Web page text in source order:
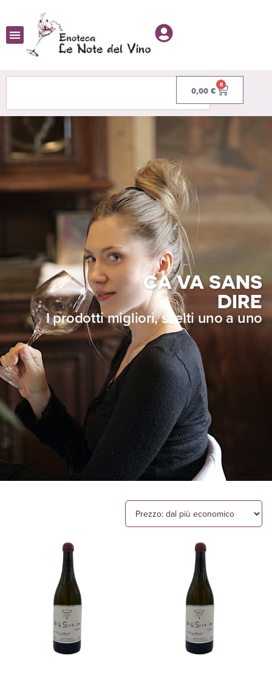
0,00 €
0
CA VA SANS
DIRE
I prodotti migliori, scelti uno a uno